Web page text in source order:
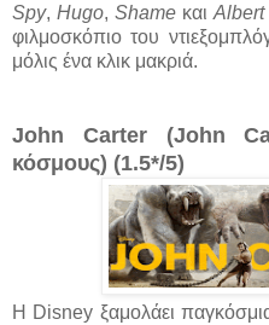
Spy, Hugo, Shame και Albert
φιλμοσκόπιο του
μόλις ένα κλικ μακριά.
John Carter (John
κόσμους) (1.5*/5)
Η Disney ξαμολάει